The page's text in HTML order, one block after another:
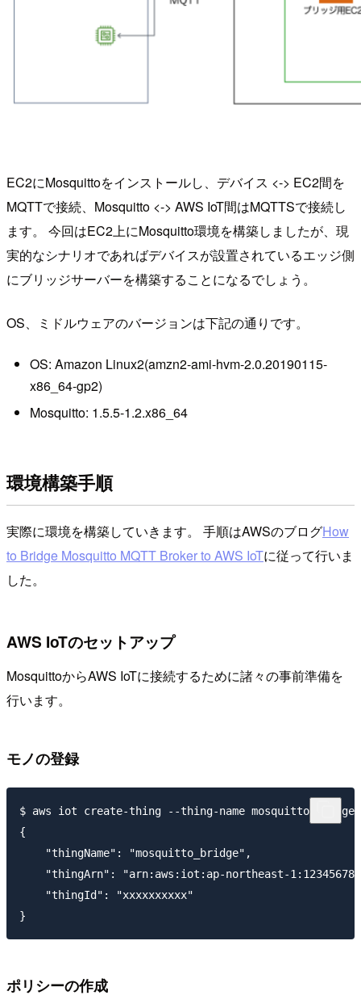
EC2にMosquittoをインストールし、デバイス <-> EC2間を
MQTTで接続、Mosquitto <-> AWS IoT間はMQTTSで接続し
ます。 今回はEC2上にMosquitto環境を構築しましたが、現
実的なシナリオであればデバイスが設置されているエッジ側
にブリッジサーバーを構築することになるでしょう。
OS、ミドルウェアのバージョンは下記の通りです。
OS: Amazon Linux2(amzn2-ami-hvm-2.0.20190115-
x86_64-gp2)
Mosquitto: 1.5.5-1.2.x86_64
環境構築手順
実際に環境を構築していきます。 手順はAWSのブログHow
to Bridge Mosquitto MQTT Broker to AWS IoTに従って行いま
した。
AWS IoTのセットアップ
MosquittoからAWS IoTに接続するために諸々の事前準備を
行います。
モノの登録
$ aws iot create-thing --thing-name mosquitto_bridge
{
    "thingName": "mosquitto_bridge",
"thingArn": "arn:aws:iot:ap-northeast-
    "thingId": "xxxxxxxxxx"
ポリシーの作成